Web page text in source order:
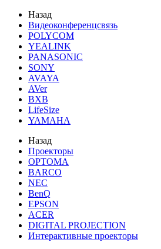
Назад
Видеоконференцсвязь
POLYCOM
YEALINK
PANASONIC
SONY
AVAYA
AVer
BXB
LifeSize
YAMAHA
Назад
Проекторы
OPTOMA
BARCO
NEC
BenQ
EPSON
ACER
DIGITAL PROJECTION
Интерактивные проекторы